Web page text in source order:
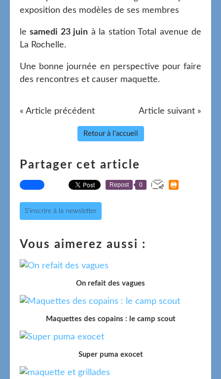
exposition des modèles de ses membres
lesamedi 23 juin à la station Total avenue de
La Rochelle.
Une bonne journée en perspective pour faire
des rencontres et causer maquette.
« Article précédent Article suivant »
Retour à l'accueil
Partager cet article
Repost 0
S'inscrire à la newsletter
Vous aimerez aussi :
On refait des vagues
Maquettes des copains : le camp scout
Super puma exocet